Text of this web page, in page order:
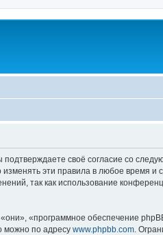
своё согласие со
эти правила в любое время и
так как использование
«программное обеспечение
можно по адресу www.phpbb.com .